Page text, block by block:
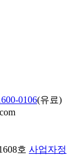
0106(유료)
호 사업자정